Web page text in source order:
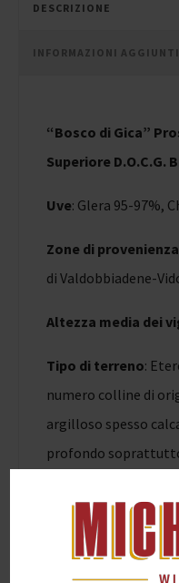
DESCRIZIONE
INFORMAZIONI
“Bosco di Gica”
Superiore D.O.C.G.
Uve: Glera 95-97%,
Zone di
di Valdobbiadene-
Altezza media dei
Tipo di terreno:
numero colline di
argilloso spesso
profondo
Cappuccina.
Densità d’impianto